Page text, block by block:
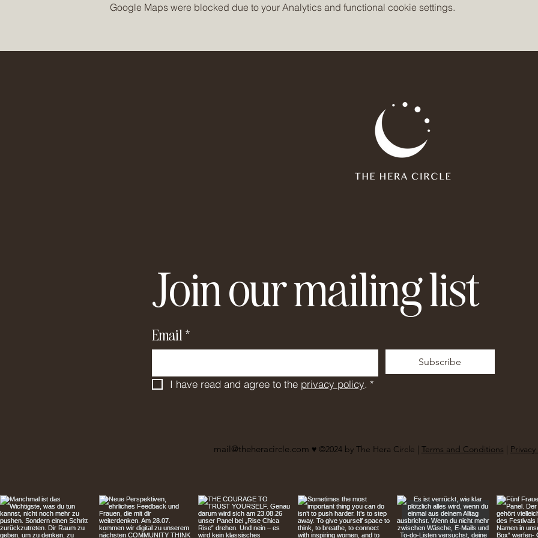
Google Maps were blocked due to your Analytics and functional cookie settings.
Join our mailing list
Email *
Subscribe
I have read and agree to the privacy policy. *
mail@theheracircle.com ♥︎ ©2024 by The Hera Circle | Terms and Conditions |